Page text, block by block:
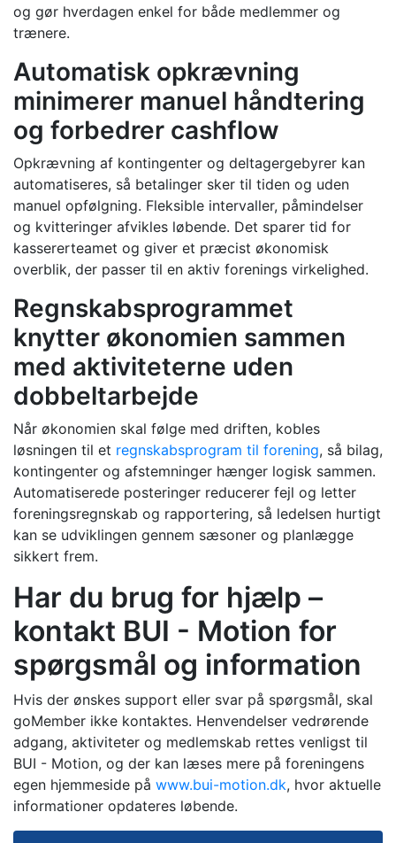
og gør hverdagen enkel for både medlemmer og
trænere.
Automatisk opkrævning
minimerer manuel håndtering
og forbedrer cashflow
Opkrævning af kontingenter og deltagergebyrer kan
automatiseres, så betalinger sker til tiden og uden
manuel opfølgning. Fleksible intervaller, påmindelser
og kvitteringer afvikles løbende. Det sparer tid for
kassererteamet og giver et præcist økonomisk
overblik, der passer til en aktiv forenings virkelighed.
Regnskabsprogrammet
knytter økonomien sammen
med aktiviteterne uden
dobbeltarbejde
Når økonomien skal følge med driften, kobles
løsningen til et regnskabsprogram til forening, så bilag,
kontingenter og afstemninger hænger logisk sammen.
Automatiserede posteringer reducerer fejl og letter
foreningsregnskab og rapportering, så ledelsen hurtigt
kan se udviklingen gennem sæsoner og planlægge
sikkert frem.
Har du brug for hjælp –
kontakt BUI - Motion for
spørgsmål og information
Hvis der ønskes support eller svar på spørgsmål, skal
goMember ikke kontaktes. Henvendelser vedrørende
adgang, aktiviteter og medlemskab rettes venligst til
BUI - Motion, og der kan læses mere på foreningens
egen hjemmeside på www.bui-motion.dk, hvor aktuelle
informationer opdateres løbende.